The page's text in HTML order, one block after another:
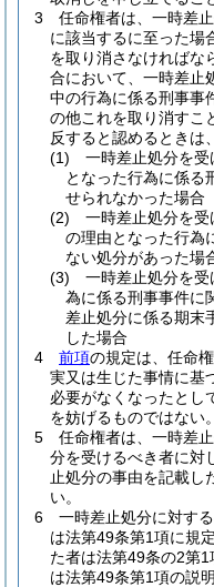
3
任命権者は、一時差止
に該当するに至った場
を取り消さなければな
合において、一時差止
中の行為に係る刑事事
の他これを取り消すこ
反すると認めるときは
(1)
一時差止処分を
となった行為に係る
せられなかった場合
(2)
一時差止処分を
の理由となった行為
ない処分があった場
(3)
一時差止処分を
為に係る刑事事件に
差止処分に係る期末
した場合
4
前項の規定は、任命
実又は生じた事情に基
必要がなくなったとし
を妨げるものではない。
5
任命権者は、一時差
分を受けるべき者に対
止処分の事由を記載し
い。
6
一時差止処分に対す
は法第49条第1項に規
た者は法第49条の2第1
は法第49条第1項の説